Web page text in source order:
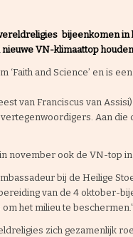
bijeenkomen
VN-klimaattop houden
and Science’ en is
van Franciscus van
Aan
november ook de VN-top in
bij de Heilige
van de 4 oktober-
het milieu te beschermen.”
zich gezamenlijk